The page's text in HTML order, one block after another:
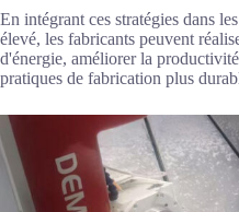
En intégrant ces stratégies dans
élevé, les fabricants peuvent
d'énergie, améliorer la
pratiques de fabrication plus